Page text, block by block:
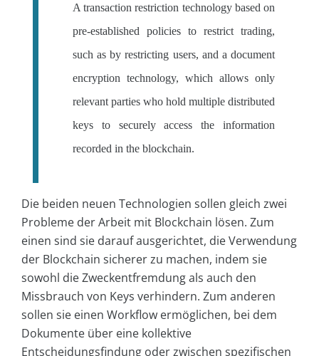
A transaction restriction technology based on
pre-established policies to restrict trading,
such as by restricting users, and a document
encryption technology, which allows only
relevant parties who hold multiple distributed
keys to securely access the information
recorded in the blockchain.
Die beiden neuen Technologien sollen gleich zwei
Probleme der Arbeit mit Blockchain lösen. Zum
einen sind sie darauf ausgerichtet, die Verwendung
der Blockchain sicherer zu machen, indem sie
sowohl die Zweckentfremdung als auch den
Missbrauch von Keys verhindern. Zum anderen
sollen sie einen Workflow ermöglichen, bei dem
Dokumente über eine kollektive
Entscheidungsfindung oder zwischen spezifischen